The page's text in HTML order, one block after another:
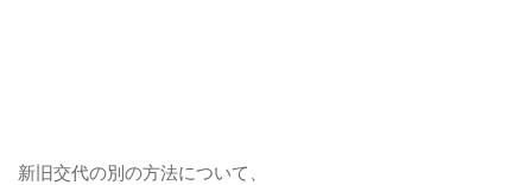
新旧交代の別の方法について、